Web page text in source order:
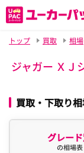
トップ
買取 相場
ジャガー ＸＪ
買取・下取り
グレー
の相場表